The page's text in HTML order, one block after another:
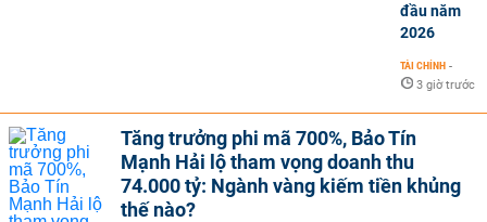
đầu năm
2026
TÀI CHÍNH -
3 giờ trước
Tăng trưởng phi mã 700%, Bảo Tín
Mạnh Hải lộ tham vọng doanh thu
74.000 tỷ: Ngành vàng kiếm tiền khủng
thế nào?